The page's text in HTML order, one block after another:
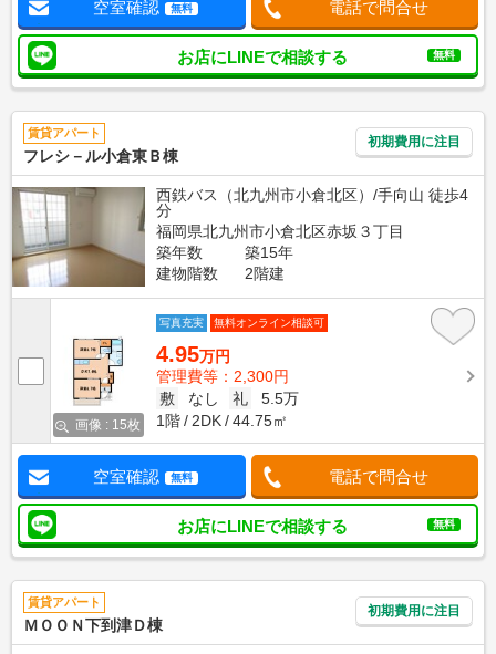
空室確認 無料 電話で問合せ
お店にLINEで相談する 無料
賃貸アパート
フレシ－ル小倉東Ｂ棟
初期費用に注目
西鉄バス（北九州市小倉北区）/手向山 徒歩4
分
福岡県北九州市小倉北区赤坂３丁目
築年数
築15年
建物階数
2階建
画像 : 15枚
写真充実 無料オンライン相談可
4.95万円
管理費等：2,300円
敷
なし 礼
5.5万
1階
2DK 44.75㎡
空室確認 無料 電話で問合せ
お店にLINEで相談する 無料
賃貸アパート
ＭＯＯＮ下到津Ｄ棟
初期費用に注目